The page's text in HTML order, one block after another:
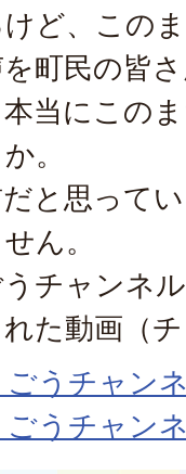
けど、この
町民の皆
当にこの
。
と思って
ん。
うチャンネ
た動画（
ごうチャン
ごうチャン